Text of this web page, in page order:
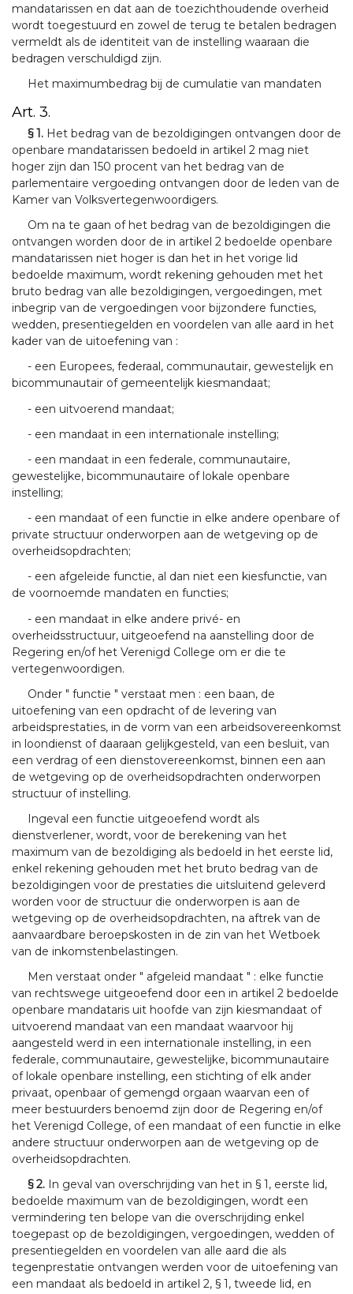
mandatarissen en dat aan de toezichthoudende overheid
wordt toegestuurd en zowel de terug te betalen bedragen
vermeldt als de identiteit van de instelling waaraan die
bedragen verschuldigd zijn.
Het maximumbedrag bij de cumulatie van mandaten
Art. 3.
§ 1. Het bedrag van de bezoldigingen ontvangen door de
openbare mandatarissen bedoeld in artikel 2 mag niet
hoger zijn dan 150 procent van het bedrag van de
parlementaire vergoeding ontvangen door de leden van de
Kamer van Volksvertegenwoordigers.
Om na te gaan of het bedrag van de bezoldigingen die
ontvangen worden door de in artikel 2 bedoelde openbare
mandatarissen niet hoger is dan het in het vorige lid
bedoelde maximum, wordt rekening gehouden met het
bruto bedrag van alle bezoldigingen, vergoedingen, met
inbegrip van de vergoedingen voor bijzondere functies,
wedden, presentiegelden en voordelen van alle aard in het
kader van de uitoefening van :
- een Europees, federaal, communautair, gewestelijk en
bicommunautair of gemeentelijk kiesmandaat;
- een uitvoerend mandaat;
- een mandaat in een internationale instelling;
- een mandaat in een federale, communautaire,
gewestelijke, bicommunautaire of lokale openbare
instelling;
- een mandaat of een functie in elke andere openbare of
private structuur onderworpen aan de wetgeving op de
overheidsopdrachten;
- een afgeleide functie, al dan niet een kiesfunctie, van
de voornoemde mandaten en functies;
- een mandaat in elke andere privé- en
overheidsstructuur, uitgeoefend na aanstelling door de
Regering en/of het Verenigd College om er die te
vertegenwoordigen.
Onder " functie " verstaat men : een baan, de
uitoefening van een opdracht of de levering van
arbeidsprestaties, in de vorm van een arbeidsovereenkomst
in loondienst of daaraan gelijkgesteld, van een besluit, van
een verdrag of een dienstovereenkomst, binnen een aan
de wetgeving op de overheidsopdrachten onderworpen
structuur of instelling.
Ingeval een functie uitgeoefend wordt als
dienstverlener, wordt, voor de berekening van het
maximum van de bezoldiging als bedoeld in het eerste lid,
enkel rekening gehouden met het bruto bedrag van de
bezoldigingen voor de prestaties die uitsluitend geleverd
worden voor de structuur die onderworpen is aan de
wetgeving op de overheidsopdrachten, na aftrek van de
aanvaardbare beroepskosten in de zin van het Wetboek
van de inkomstenbelastingen.
Men verstaat onder " afgeleid mandaat " : elke functie
van rechtswege uitgeoefend door een in artikel 2 bedoelde
openbare mandataris uit hoofde van zijn kiesmandaat of
uitvoerend mandaat van een mandaat waarvoor hij
aangesteld werd in een internationale instelling, in een
federale, communautaire, gewestelijke, bicommunautaire
of lokale openbare instelling, een stichting of elk ander
privaat, openbaar of gemengd orgaan waarvan een of
meer bestuurders benoemd zijn door de Regering en/of
het Verenigd College, of een mandaat of een functie in elke
andere structuur onderworpen aan de wetgeving op de
overheidsopdrachten.
§ 2. In geval van overschrijding van het in § 1, eerste lid,
bedoelde maximum van de bezoldigingen, wordt een
vermindering ten belope van die overschrijding enkel
toegepast op de bezoldigingen, vergoedingen, wedden of
presentiegelden en voordelen van alle aard die als
tegenprestatie ontvangen werden voor de uitoefening van
een mandaat als bedoeld in artikel 2, § 1, tweede lid, en